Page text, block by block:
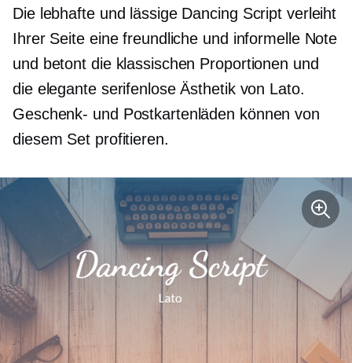
Die lebhafte und lässige Dancing Script verleiht
Ihrer Seite eine freundliche und informelle Note
und betont die klassischen Proportionen und
die elegante serifenlose Ästhetik von Lato.
Geschenk- und Postkartenläden können von
diesem Set profitieren.